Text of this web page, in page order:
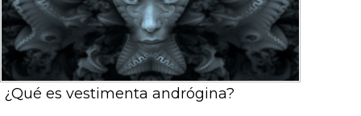
¿Qué es vestimenta andrógina?